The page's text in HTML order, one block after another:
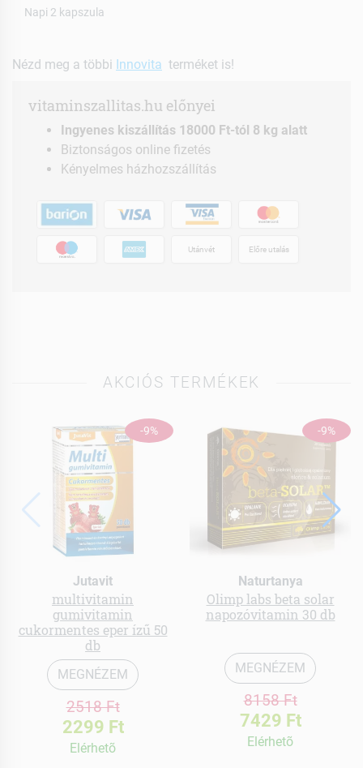
Napi 2 kapszula
Nézd meg a többi Innovita terméket is!
vitaminszallitas.hu előnyei
Ingyenes kiszállítás 18000 Ft-tól 8 kg alatt
Biztonságos online fizetés
Kényelmes házhozszállítás
Utánvét Előre utalás
AKCIÓS TERMÉKEK
-9%
Jutavit
multivitamin
gumivitamin
cukormentes eper ízű 50
db
MEGNÉZEM
2518 Ft
2299 Ft
Elérhetõ
-9%
Naturtanya
Olimp labs beta solar
napozóvitamin 30 db
MEGNÉZEM
8158 Ft
7429 Ft
Elérhetõ